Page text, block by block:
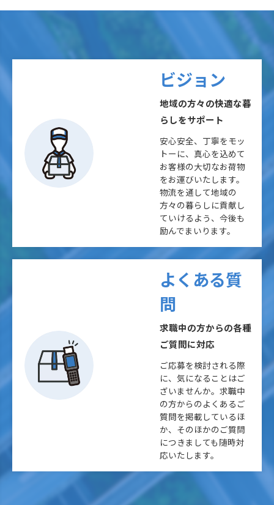
ビジョン
地域の方々の快適な暮
らしをサポート
安心安全、丁寧をモッ
トーに、真心を込めて
お客様の大切なお荷物
をお運びいたします。
物流を通して地域の
方々の暮らしに貢献し
ていけるよう、今後も
励んでまいります。
よくある質
問
求職中の方からの各種
ご質問に対応
ご応募を検討される際
に、気になることはご
ざいませんか。求職中
の方からのよくあるご
質問を掲載しているほ
か、そのほかのご質問
につきましても随時対
応いたします。